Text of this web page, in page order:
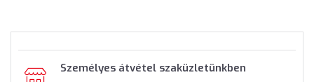
Személyes átvétel szaküzletünkben